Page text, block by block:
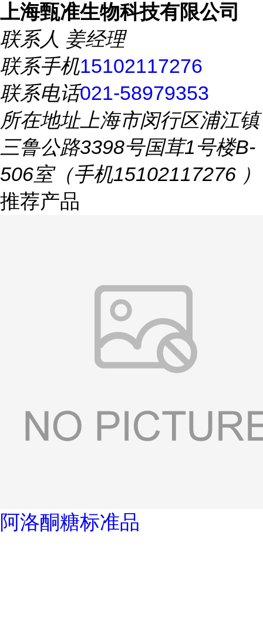
上海甄准生物科技有限公司
联系人 姜经理
联系手机15102117276
联系电话021-58979353
所在地址上海市闵行区浦江镇
三鲁公路3398号国茸1号楼B-
506室（手机15102117276 ）
推荐产品
阿洛酮糖标准品